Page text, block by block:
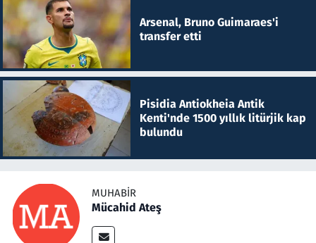
Arsenal, Bruno Guimaraes'i
transfer etti
Pisidia Antiokheia Antik
Kenti'nde 1500 yıllık litürjik kap
bulundu
MUHABIR
Mücahid Ateş